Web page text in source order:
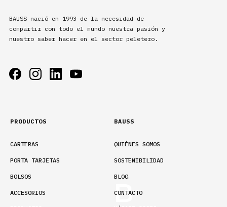
BAUSS nació en 1993 de la necesidad de
compartir con todo el mundo nuestra pasión y
nuestro saber hacer en el sector peletero.
PRODUCTOS
CARTERAS
PORTA TARJETAS
BOLSOS
ACCESORIOS
BAUSS
QUIÉNES SOMOS
SOSTENIBILIDAD
BLOG
CONTACTO